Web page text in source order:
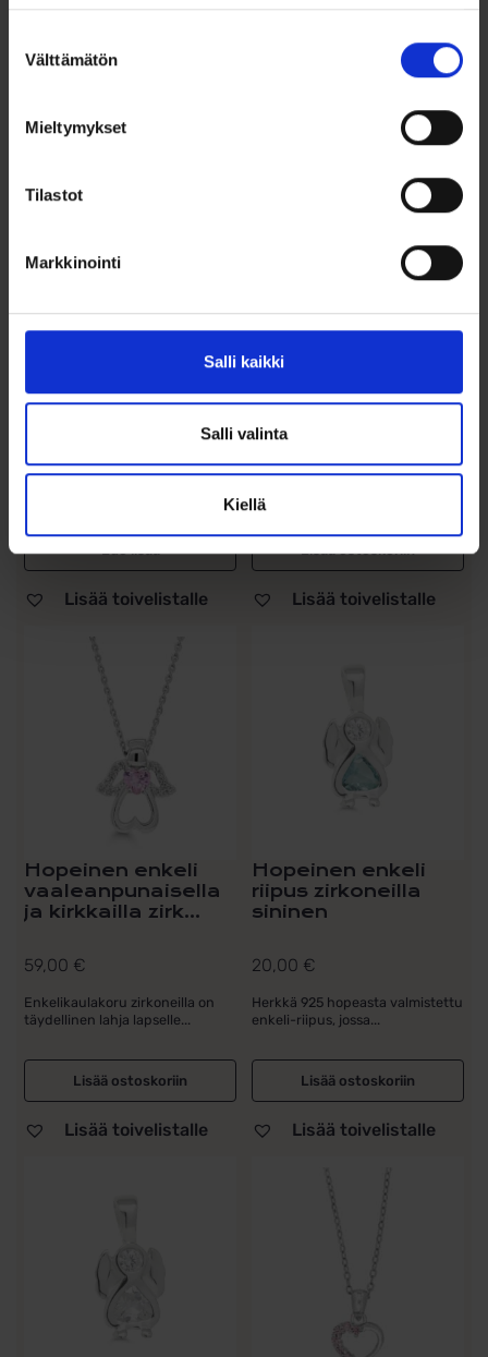
valinta
Välttämätön
Mieltymykset
Tilastot
Markkinointi
Salli kaikki
Salli valinta
Kiellä
Lisää toivelistalle Lisää toivelistalle
Hopeariipus
Hopeinen kissa-riipus kirkkailla
Lue lisää
Lisää toivelistalle
kaulakoru Pupu
19,00
Hopeinen kaulariipus Pupu
Lisää ostoskoriin
Lisää toivelistalle
Hopeinen enkeli
vaaleanpunaisella
ja kirkkailla zirk...
59,00 €
Enkelikaulakoru zirkoneilla on
täydellinen lahja lapselle...
Lisää ostoskoriin
Lisää toivelistalle
Hopeinen enkeli
riipus zirkoneilla
sininen
20,00 €
Herkkä 925 hopeasta valmistettu
enkeli-riipus, jossa...
Lisää ostoskoriin
Lisää toivelistalle